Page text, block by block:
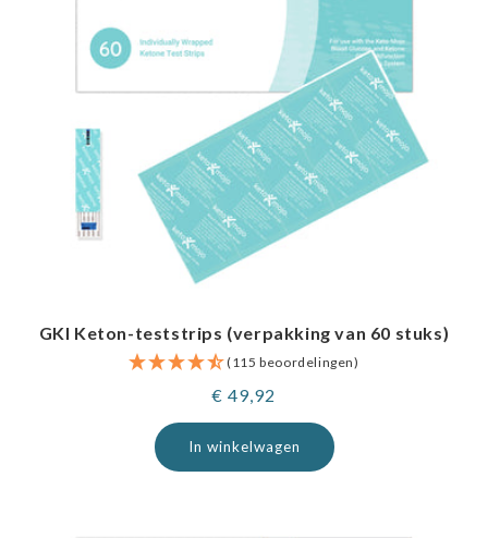
GKI Keton-teststrips (verpakking van 60 stuks)
(115 beoordelingen)
Normale
prijs
€ 49,92
In winkelwagen